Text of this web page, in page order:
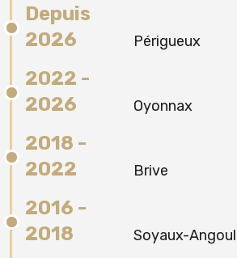
Depuis
2026
Périgueux
2022 -
2026
Oyonnax
2018 -
2022
Brive
2016 -
2018
Soyaux-